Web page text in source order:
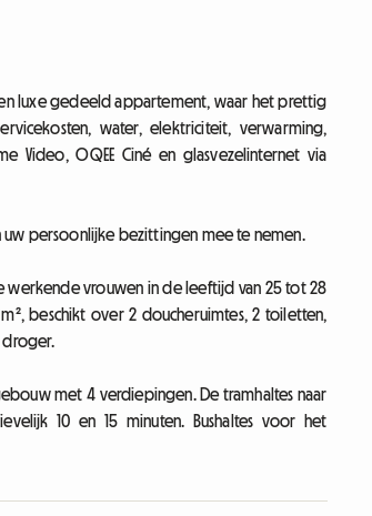
luxe gedeeld appartement, waar het prettig
water, elektriciteit, verwarming,
Video, OQEE Ciné en glasvezelinternet via
uw persoonlijke bezittingen mee te nemen.
vrouwen in de leeftijd van 25 tot 28
beschikt over 2 doucheruimtes, 2 toiletten,
droger.
met 4 verdiepingen. De tramhaltes naar
10 en 15 minuten. Bushaltes voor het